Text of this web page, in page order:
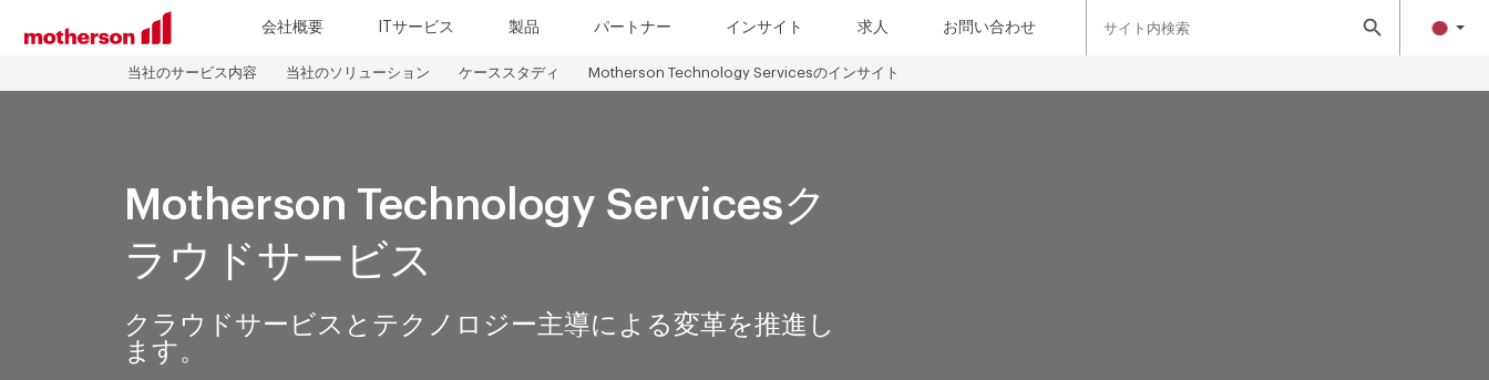
会社概要 ITサービス 製品 パートナー インサイト 求人 お問い合わせ
for:
当社のサービス内容 当社のソリューション ケーススタディ Motherson Technology Servicesのインサイト
Motherson Technology Servicesク
ラウドサービス
クラウドサービスとテクノロジー主導による変革を推進し
ます。